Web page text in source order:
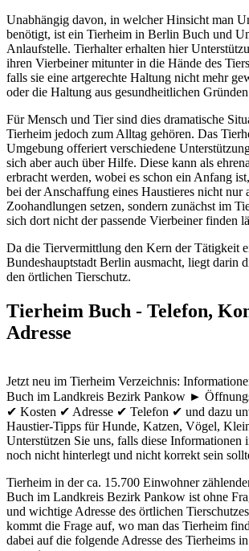
Unabhängig davon, in welcher Hinsicht man
benötigt, ist ein Tierheim in Berlin Buch und
Anlaufstelle. Tierhalter erhalten hier
ihren Vierbeiner mitunter in die Hände des
falls sie eine artgerechte Haltung nicht mehr
oder die Haltung aus gesundheitlichen
Für Mensch und Tier sind dies dramatische
Tierheim jedoch zum Alltag gehören. Das
Umgebung offeriert verschiedene
sich aber auch über Hilfe. Diese kann als
erbracht werden, wobei es schon ein Anfang
bei der Anschaffung eines Haustieres nicht nur
Zoohandlungen setzen, sondern zunächst im
sich dort nicht der passende Vierbeiner finden
Da die Tiervermittlung den Kern der Tätigkeit
Bundeshauptstadt Berlin ausmacht, liegt darin
den örtlichen Tierschutz.
Tierheim Buch - Telefon,
Adresse
Jetzt neu im Tierheim Verzeichnis:
Buch im Landkreis Bezirk Pankow ►
✔ Kosten ✔ Adresse ✔ Telefon ✔ und dazu
Haustier-Tipps für Hunde, Katzen, Vögel,
Unterstützen Sie uns, falls diese Informationen
noch nicht hinterlegt und nicht korrekt sein
Tierheim in der ca. 15.700 Einwohner
Buch im Landkreis Bezirk Pankow ist ohne
und wichtige Adresse des örtlichen
kommt die Frage auf, wo man das Tierheim
dabei auf die folgende Adresse des Tierheims